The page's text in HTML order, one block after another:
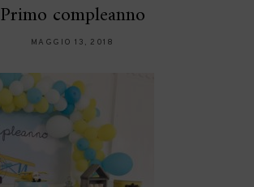
Primo compleanno
MAGGIO 13, 2018